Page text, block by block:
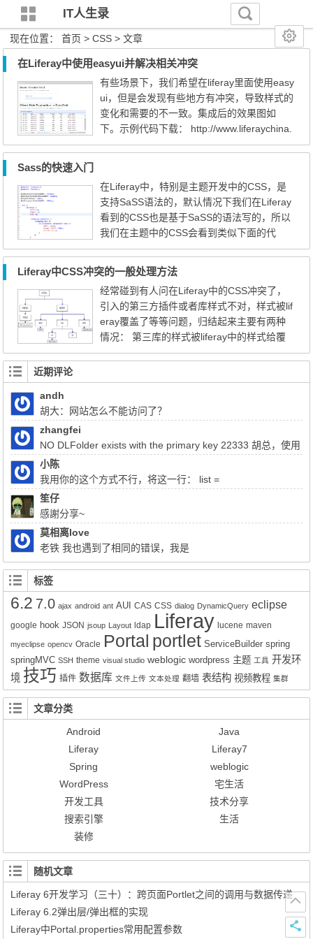
IT人生录
现在位置：首页 > CSS > 文章
在Liferay中使用easyui并解决相关冲突
有些场景下，我们希望在liferay里面使用easy
ui，但是会发现有些地方有冲突，导致样式的
变化和需要的不一致。集成后的效果图如
下。示例代码下载： http://www.liferaychina.
com/doc/-/document_library_display/X4Joh
有冲突的地方主要集成在三个地方： 1、icon
图标； 2、文本框，比如分页、combobox等
3、有悬浮的，也就...
Sass的快速入门
在Liferay中，特别是主题开发中的CSS，是
支持SaSS语法的，默认情况下我们在Liferay
看到的CSS也是基于SaSS的语法写的，所以
我们在主题中的CSS会看到类似下面的代
码。 在上面的代码中我们看到有变量，有嵌
套等，这就是SaSS的语法。使用SaSS会非
常方便的我们写CSS，在Liferay中当我们使
用ant部署的时候会自动的将我们写的sass语
法的内容编译成CSS，不需要我们手动的编
译，也不需要安装编译环境，很方便。 &n...
Liferay中CSS冲突的一般处理方法
经常碰到有人问在Liferay中的CSS冲突了，
引入的第三方插件或者库样式不对，样式被lif
eray覆盖了等等问题，归结起来主要有两种
情况： 第三库的样式被liferay中的样式给覆
盖了； 第三库中某些地方不需要样式的被lifer
是比较容易解决的问题，需要了解的是CSS
式优先级 首先来看一下典型的DOM结构图 我
近期评论
andh
胡大：网站怎么不能访问了？
zhangfei
NO DLFolder exists with the primary key 22333 胡总，使用
liferay上传文件报了这个错，该怎么解决
小陈
我用你的这个方式不行，将这一行： list =
(List)QueryUtil.list(q, getDialect(),start, end, false); 注释掉换成：
list = q.list();前面的：Query q = session.createQuery(sql); 换成
Query q = session.createSQLQuery(HQL).addEntity("这里是xx-
service.xml的名称", 类名Impl.class);就可以实现查询功能了。但是
有个问题就是只能得到该类的所有属性所对应的值，其它类的值无
法获得。比如我们的sql写联查就只能得到其中一张表的数据而不是
该SQL语句查询到的所有数据。求教该如何解决的好呢？
笙仔
感謝分享~
莫相离love
老铁 我也遇到了相同的错误，我是
Liferay7.0.4+openldap2.4报的这个错，请问你解决了吗？
标签
6.2 7.0 ajax android ant AUI CAS CSS dialog DynamicQuery eclipse
google hook JSON jsoup Layout ldap Liferay lucene maven
myeclipse opencv Oracle Portal portlet ServiceBuilder spring
springMVC SSH theme visual studio weblogic wordpress 主题 工具 开发环
境 技巧 插件 数据库 文件上传 文本处理 翻墙 表结构 视频教程 集群
文章分类
Android
Java
Liferay
Liferay7
Spring
weblogic
WordPress
宅生活
开发工具
技术分享
搜索引擎
生活
装修
随机文章
Liferay 6开发学习（三十）：跨页面Portlet之间的调用与数据传递
Liferay 6.2弹出层/弹出框的实现
Liferay中Portal.properties常用配置参数